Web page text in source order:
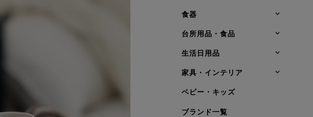
食器
台所用品・食品
生活日用品
家具・インテリア
ベビー・キッズ
ブランド一覧